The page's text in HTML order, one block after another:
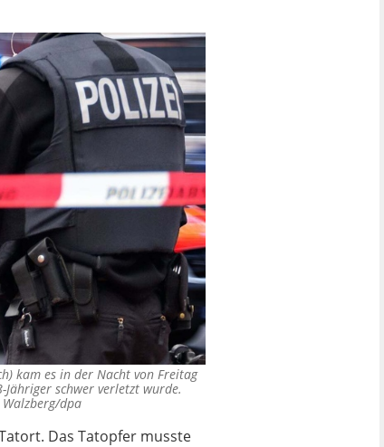
kam es in der Nacht von Freitag
schwer verletzt wurde.
dpa
Das Tatopfer musste